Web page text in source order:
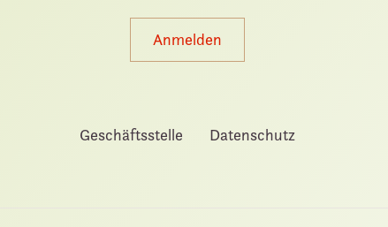
Anmelden
Geschäftsstelle Datenschutz